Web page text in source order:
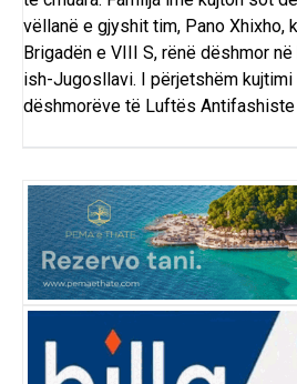
vëllanë e gjyshit tim, Pano Xhixho,
Brigadën e VIII S, rënë dëshmor
ish-Jugosllavi. I përjetshëm
dëshmorëve të Luftës Antifashiste